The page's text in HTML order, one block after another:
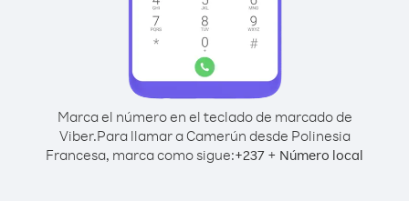
Marca el número en el teclado de marcado de
Viber.Para llamar a Camerún desde Polinesia
Francesa, marca como sigue:+237 + Número local